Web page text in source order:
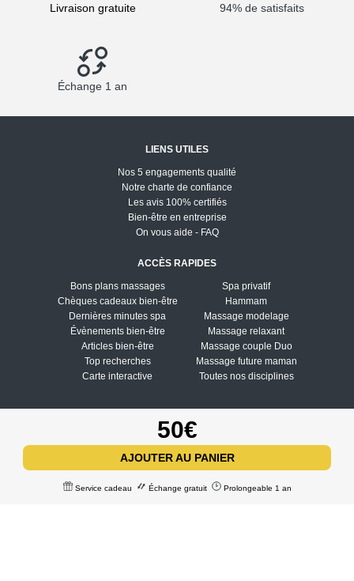
50€
AJOUTER AU PANIER
Service cadeau Échange gratuit Prolongeable 1 an
Livraison gratuite 94% de satisfaits
Échange 1 an
LIENS UTILES
Nos 5 engagements qualité
Notre charte de confiance
Les avis 100% certifiés
Bien-être en entreprise
On vous aide - FAQ
ACCÈS RAPIDES
Bons plans massages
Chèques cadeaux bien-être
Dernières minutes spa
Évènements bien-être
Articles bien-être
Top recherches
Carte interactive
Spa privatif
Hammam
Massage modelage
Massage relaxant
Massage couple Duo
Massage future maman
Toutes nos disciplines
À PROPOS
Qui sommes-nous
CGV - CGU
Mentions légales
Politique de confidentialité